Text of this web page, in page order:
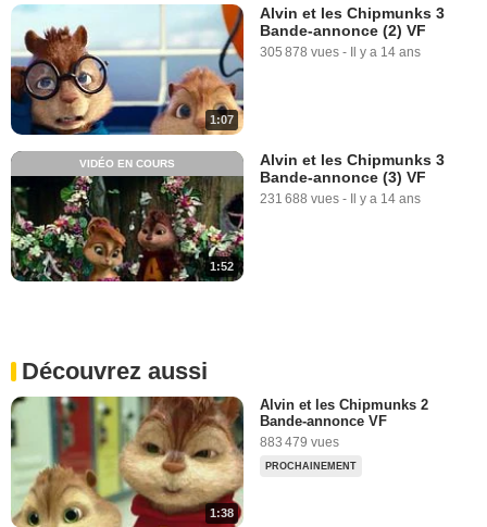
1:07
Alvin et les Chipmunks 3
Bande-annonce (2) VF
305 878 vues - Il y a 14 ans
1:52
VIDÉO EN COURS
Alvin et les Chipmunks 3
Bande-annonce (3) VF
231 688 vues - Il y a 14 ans
Découvrez aussi
1:38
Alvin et les Chipmunks 2
Bande-annonce VF
883 479 vues
PROCHAINEMENT